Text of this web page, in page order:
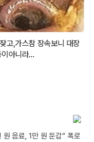
원 음료, 1만 원 둔갑” 폭로